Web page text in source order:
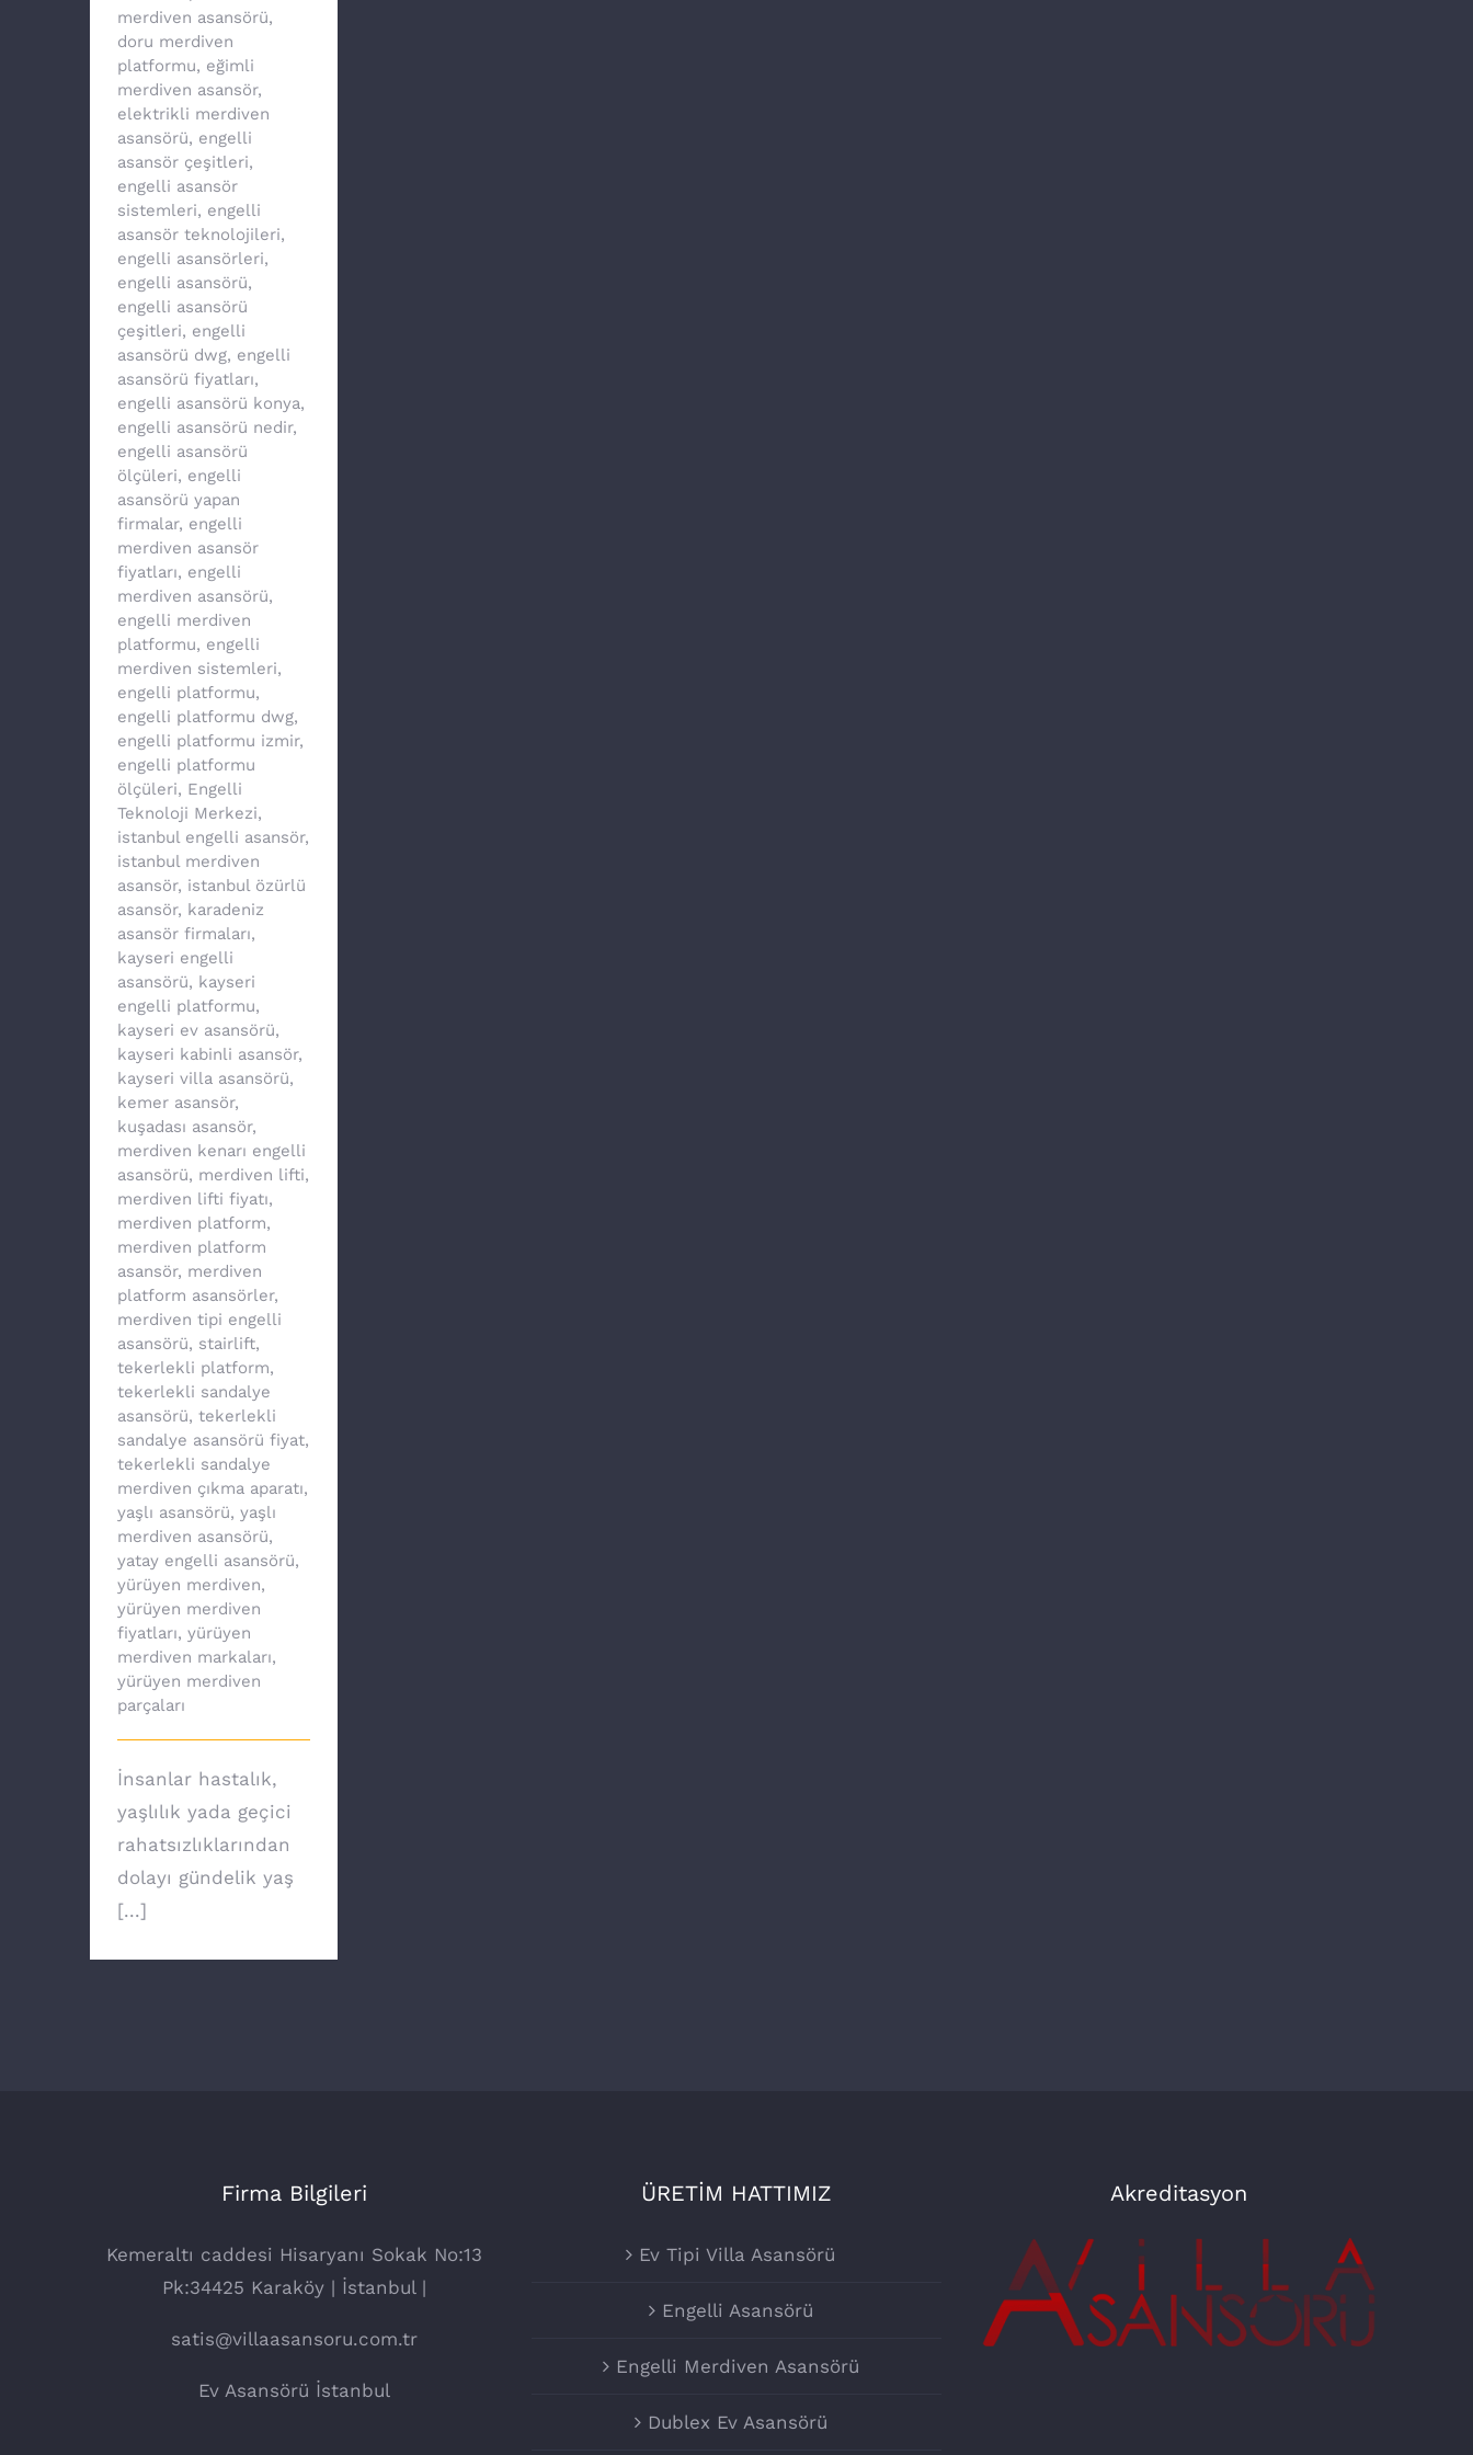
merdiven asansörü,
doru merdiven
platformu, eğimli
merdiven asansör,
elektrikli merdiven
asansörü, engelli
asansör çeşitleri,
engelli asansör
sistemleri, engelli
asansör teknolojileri,
engelli asansörleri,
engelli asansörü,
engelli asansörü
çeşitleri, engelli
asansörü dwg, engelli
asansörü fiyatları,
engelli asansörü konya,
engelli asansörü nedir,
engelli asansörü
ölçüleri, engelli
asansörü yapan
firmalar, engelli
merdiven asansör
fiyatları, engelli
merdiven asansörü,
engelli merdiven
platformu, engelli
merdiven sistemleri,
engelli platformu,
engelli platformu dwg,
engelli platformu izmir,
engelli platformu
ölçüleri, Engelli
Teknoloji Merkezi,
istanbul engelli asansör,
istanbul merdiven
asansör, istanbul özürlü
asansör, karadeniz
asansör firmaları,
kayseri engelli
asansörü, kayseri
engelli platformu,
kayseri ev asansörü,
kayseri kabinli asansör,
kayseri villa asansörü,
kemer asansör,
kuşadası asansör,
merdiven kenarı engelli
asansörü, merdiven lifti,
merdiven lifti fiyatı,
merdiven platform,
merdiven platform
asansör, merdiven
platform asansörler,
merdiven tipi engelli
asansörü, stairlift,
tekerlekli platform,
tekerlekli sandalye
asansörü, tekerlekli
sandalye asansörü fiyat,
tekerlekli sandalye
merdiven çıkma aparatı,
yaşlı asansörü, yaşlı
merdiven asansörü,
yatay engelli asansörü,
yürüyen merdiven,
yürüyen merdiven
fiyatları, yürüyen
merdiven markaları,
yürüyen merdiven
parçaları
İnsanlar hastalık,
yaşlılık yada geçici
rahatsızlıklarından
dolayı gündelik yaş
[...]
Firma Bilgileri
Kemeraltı caddesi Hisaryanı Sokak No:13
Pk:34425 Karaköy | İstanbul |
satis@villaasansoru.com.tr
Ev Asansörü İstanbul
ÜRETİM HATTIMIZ
Ev Tipi Villa Asansörü
Engelli Asansörü
Engelli Merdiven Asansörü
Dublex Ev Asansörü
Akreditasyon